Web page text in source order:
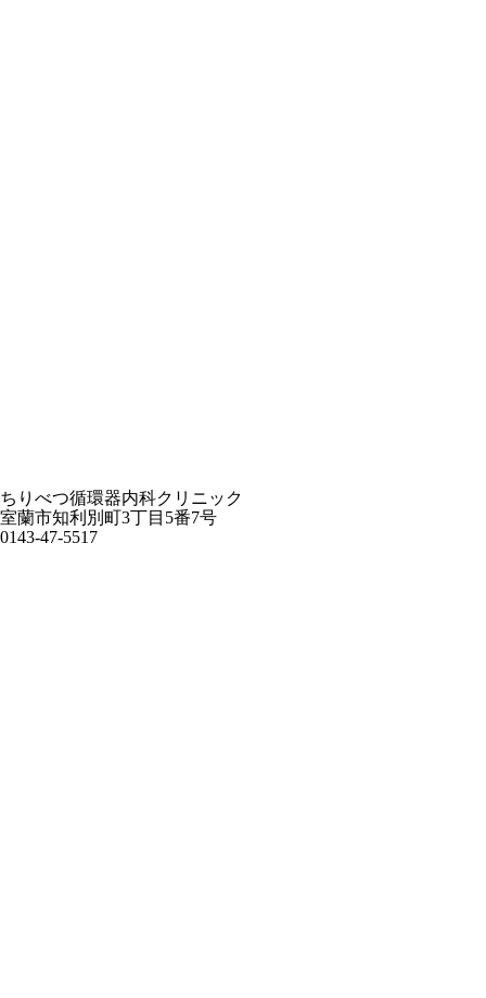
ちりべつ循環器内科クリニック
室蘭市知利別町3丁目5番7号
0143-47-5517